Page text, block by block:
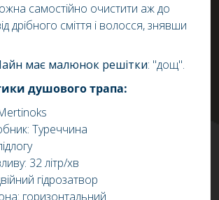
самостійно очистити аж до
дрібного сміття і волосся, знявши
має малюнок решітки: "дощ".
душового трапа:
Туреччина
32 літр/хв
гідрозатвор
горизонтальний